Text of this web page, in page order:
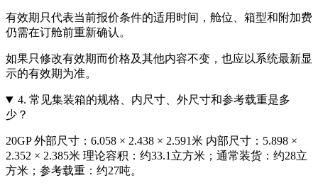
有效期只代表当前报价条件的适用时间，舱位、箱型和附加费
仍需在订舱前重新确认。
如果只修改有效期而价格及其他内容不变，也应以系统最新显
示的有效期为准。
4. 常见集装箱的规格、内尺寸、外尺寸和参考载重是多
少？
20GP 外部尺寸：6.058 × 2.438 × 2.591米 内部尺寸：5.898 ×
2.352 × 2.385米 理论容积：约33.1立方米；通常装货：约28立
方米；参考载重：约27吨。